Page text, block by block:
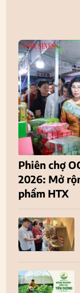
Phiên chợ
2026: Mở
phẩm HTX